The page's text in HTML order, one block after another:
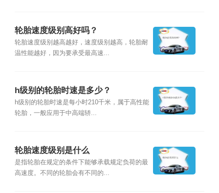
轮胎速度级别高好吗？
轮胎速度级别越高越好，速度级别越高，轮胎耐
温性能越好，因为要承受最高速...
h级别的轮胎时速是多少？
h级别的轮胎时速是每小时210千米，属于高性能
轮胎，一般应用于中高端轿...
轮胎速度级别是什么
是指轮胎在规定的条件下能够承载规定负荷的最
高速度。不同的轮胎会有不同的...